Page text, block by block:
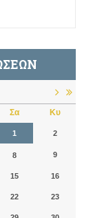
Σα Κυ
1 2
8 9
15 16
22 23